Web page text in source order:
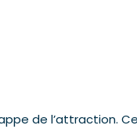
de l’attraction.